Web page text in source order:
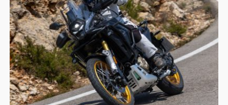
NEWSLETTER
SÍGUENOS